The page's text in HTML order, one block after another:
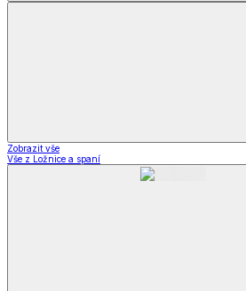
Zobrazit vše
Vše z Ložnice a spaní